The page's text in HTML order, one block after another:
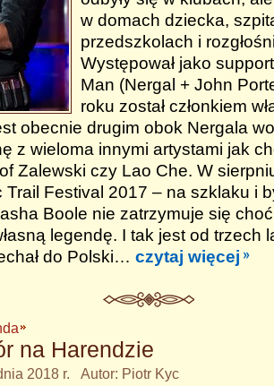
w domach dziecka,
przedszkolach i
Występował jako
Man (Nergal + John
roku został członkiem
obecnie drugim obok Nergala
z wieloma innymi artystami jak
Zalewski czy Lao Che. W
Festival 2017 – na szklaku i
Boole nie zatrzymuje się
legendę. I tak jest od trzech
do Polski… czytaj więcej
na Harendzie
2018 r. Autor: Piotr Kyc